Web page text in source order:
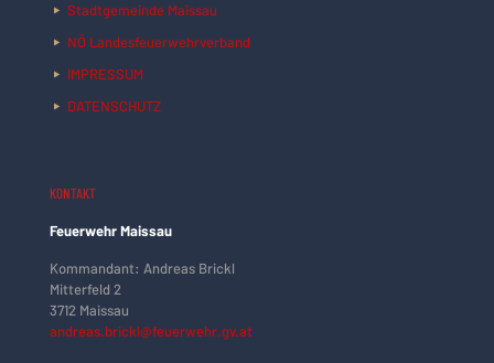
Stadtgemeinde Maissau
NÖ Landesfeuerwehrverband
IMPRESSUM
DATENSCHUTZ
KONTAKT
Feuerwehr Maissau
Kommandant: Andreas Brickl
Mitterfeld 2
3712 Maissau
andreas.brickl@feuerwehr.gv.at